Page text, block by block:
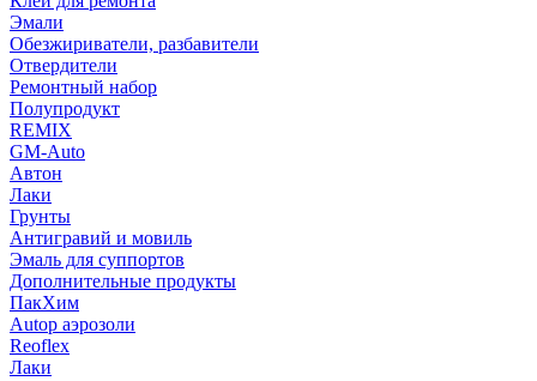
Эмали
Обезжириватели, разбавители
Отвердители
Ремонтный набор
Полупродукт
REMIX
GM-Auto
Автон
Лаки
Грунты
Антигравий и мовиль
Эмаль для суппортов
Дополнительные продукты
ПакХим
Autop аэрозоли
Reoflex
Лаки